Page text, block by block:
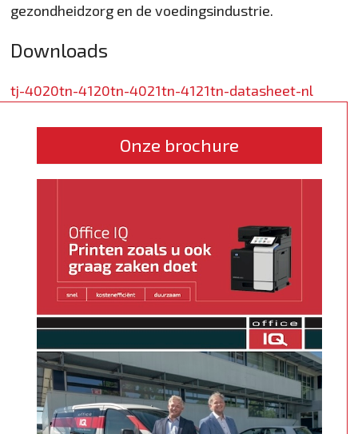
Onze brochure
gezondheidzorg en de voedingsindustrie.
Downloads
tj-4020tn-4120tn-4021tn-4121tn-datasheet-nl